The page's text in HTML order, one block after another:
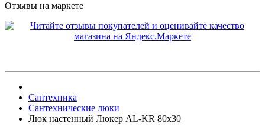
Отзывы на маркете
Сантехника
Сантехнические люки
Люк настенный Люкер AL-KR 80x30